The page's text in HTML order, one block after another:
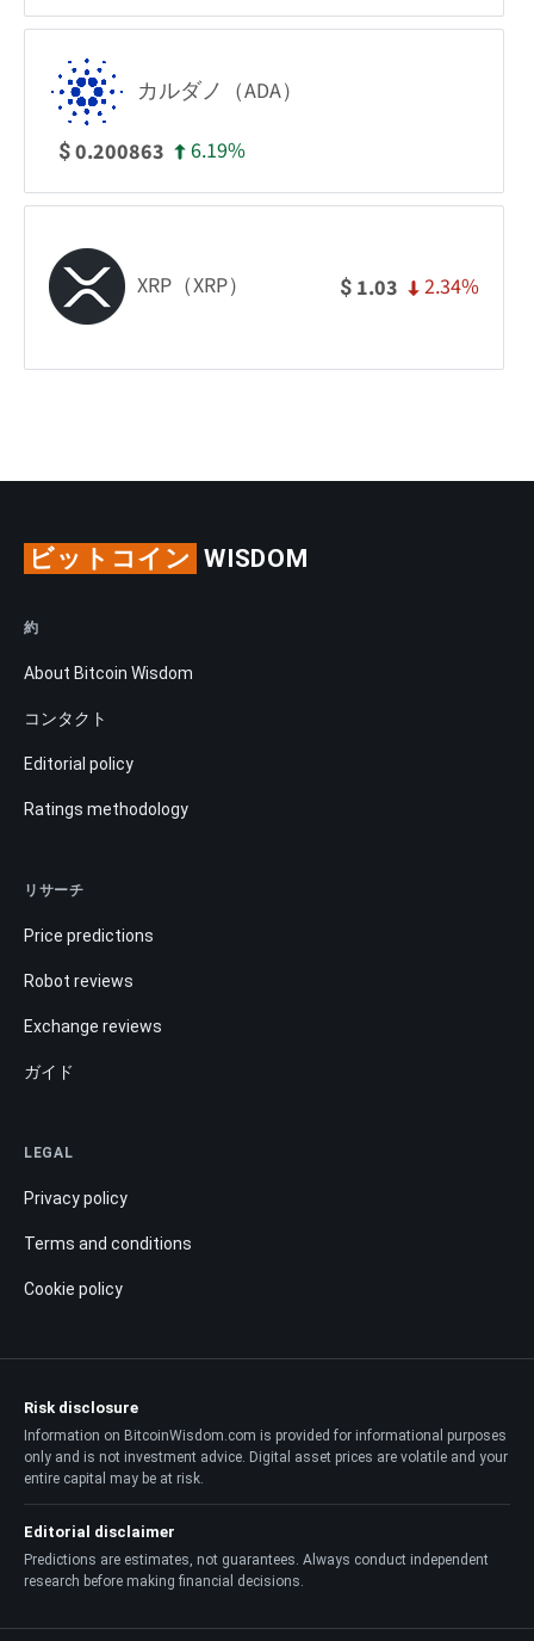
カルダノ（ADA）
$0.200863 6.19%
XRP（XRP） $ 1.03 2.34%
ビットコイン WISDOM
約
About Bitcoin Wisdom
コンタクト
Editorial policy
Ratings methodology
リサーチ
Price predictions
Robot reviews
Exchange reviews
ガイド
LEGAL
Privacy policy
Terms and conditions
Cookie policy
Risk disclosure
Information on BitcoinWisdom.com is provided for informational purposes
only and is not investment advice. Digital asset prices are volatile and your
entire capital may be at risk.
Editorial disclaimer
Predictions are estimates, not guarantees. Always conduct independent
research before making financial decisions.